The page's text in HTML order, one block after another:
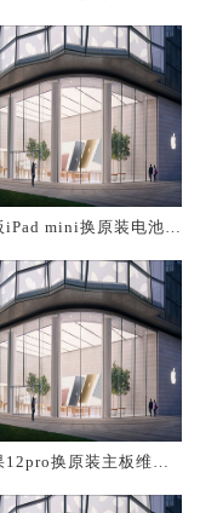
iPad mini换原装电池维
换原装主板维修